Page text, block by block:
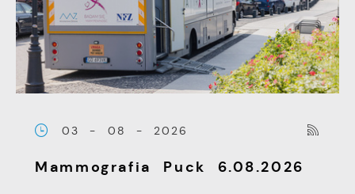
03 - 08 - 2026
Mammografia Puck 6.08.2026